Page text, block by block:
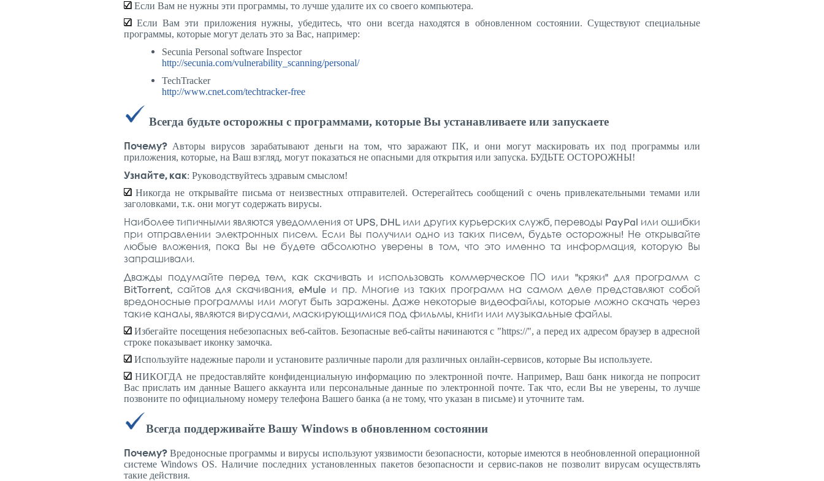
Если Вам не нужны эти программы, то лучше удалите их со своего компьютера.
Если Вам эти приложения нужны, убедитесь, что они всегда находятся в обновленном состоянии. Существуют специальные
программы, которые могут делать это за Вас, например:
Secunia Personal software Inspector
http://secunia.com/vulnerability_scanning/personal/
TechTracker
http://www.cnet.com/techtracker-free
Всегда будьте осторожны с программами, которые Вы устанавливаете или запускаете
Почему?Авторы вирусов зарабатывают деньги на том, что заражают ПК, и они могут маскировать их под программы или
приложения, которые, на Ваш взгляд, могут показаться не опасными для открытия или запуска. БУДЬТЕ ОСТОРОЖНЫ!
Узнайте, как: Руководствуйтесь здравым смыслом!
Никогда не открывайте письма от неизвестных отправителей. Остерегайтесь сообщений с очень привлекательными темами или
заголовками, т.к. они могут содержать вирусы.
Наиболее типичными являются уведомления от UPS, DHL или других курьерских служб, переводы PayPal или ошибки
при отправлении электронных писем. Если Вы получили одно из таких писем, будьте осторожны! Не открывайте
любые вложения, пока Вы не будете абсолютно уверены в том, что это именно та информация, которую Вы
запрашивали.
Дважды подумайте перед тем, как скачивать и использовать коммерческое ПО или "кряки" для программ с
BitTorrent, сайтов для скачивания, eMule и пр. Многие из таких программ на самом деле представляют собой
вредоносные программы или могут быть заражены. Даже некоторые видеофайлы, которые можно скачать через
такие каналы, являются вирусами, маскирующимися под фильмы, книги или музыкальные файлы.
Избегайте посещения небезопасных веб-сайтов. Безопасные веб-сайты начинаются с "https://", а перед их адресом браузер в адресной
строке показывает иконку замочка.
Используйте надежные пароли и установите различные пароли для различных онлайн-сервисов, которые Вы используете.
НИКОГДА не предоставляйте конфиденциальную информацию по электронной почте. Например, Ваш банк никогда не попросит
Вас прислать им данные Вашего аккаунта или персональные данные по электронной почте. Так что, если Вы не уверены, то лучше
позвоните по официальному номеру телефона Вашего банка (а не тому, что указан в письме) и уточните там.
Всегда поддерживайте Вашу Windows в обновленном состоянии
Почему?Вредоносные программы и вирусы используют уязвимости безопасности, которые имеются в необновленной операционной
системе Windows OS. Наличие последних установленных пакетов безопасности и сервис-паков не позволит вирусам осуществлять
такие действия.